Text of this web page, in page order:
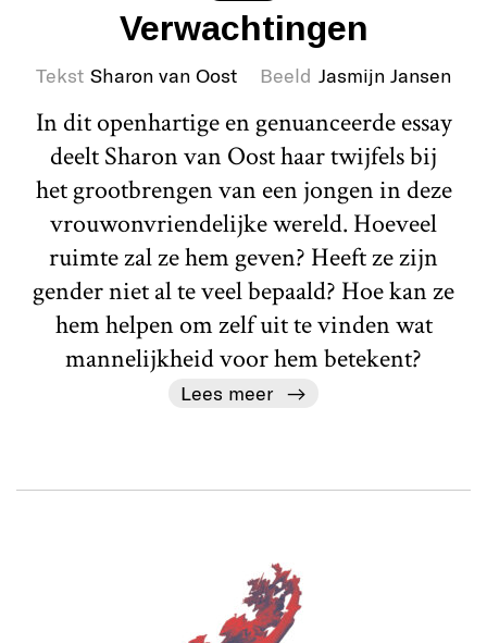
Verwachtingen
Tekst Sharon van Oost Beeld Jasmijn Jansen
In dit openhartige en genuanceerde essay
deelt Sharon van Oost haar twijfels bij
het grootbrengen van een jongen in deze
vrouwonvriendelijke wereld. Hoeveel
ruimte zal ze hem geven? Heeft ze zijn
gender niet al te veel bepaald? Hoe kan ze
hem helpen om zelf uit te vinden wat
mannelijkheid voor hem betekent?
Lees meer